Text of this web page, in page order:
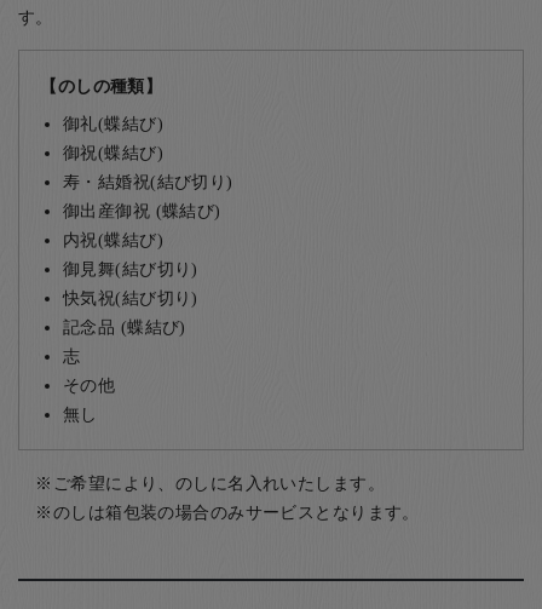
す。
【のしの種類】
御礼(蝶結び)
御祝(蝶結び)
寿・結婚祝(結び切り)
御出産御祝 (蝶結び)
内祝(蝶結び)
御見舞(結び切り)
快気祝(結び切り)
記念品 (蝶結び)
志
その他
無し
ご希望により、のしに名入れいたします。
のしは箱包装の場合のみサービスとなります。